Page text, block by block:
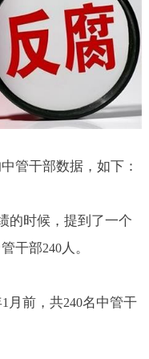
管干部数据，如下：
的时候，提到了一个
干部240人。
1 月前，共240名中管干